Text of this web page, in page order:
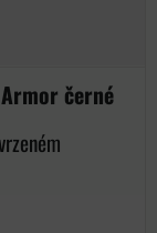
černé